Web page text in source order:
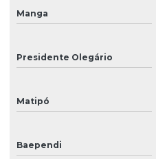
Manga
Presidente Olegário
Matipó
Baependi